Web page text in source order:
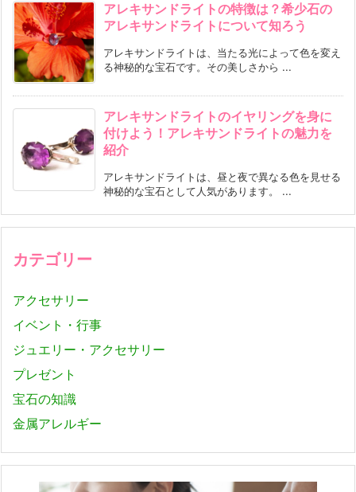
アレキサンドライトの特徴は？希少石の
アレキサンドライトについて知ろう
アレキサンドライトは、当たる光によって色を変え
る神秘的な宝石です。その美しさから ...
アレキサンドライトのイヤリングを身に
付けよう！アレキサンドライトの魅力を
紹介
アレキサンドライトは、昼と夜で異なる色を見せる
神秘的な宝石として人気があります。 ...
カテゴリー
アクセサリー
イベント・行事
ジュエリー・アクセサリー
プレゼント
宝石の知識
金属アレルギー